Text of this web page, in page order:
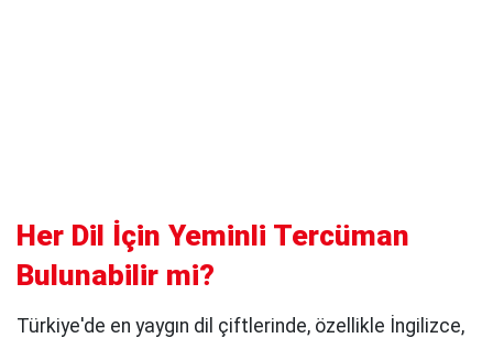
Her Dil İçin Yeminli Tercüman
Bulunabilir mi?
Türkiye'de en yaygın dil çiftlerinde, özellikle İngilizce,